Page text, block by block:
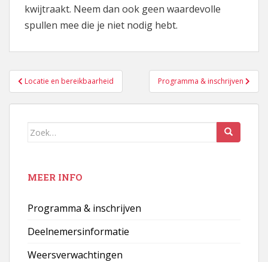
kwijtraakt. Neem dan ook geen waardevolle
spullen mee die je niet nodig hebt.
Bericht
navigatie
Locatie en bereikbaarheid Programma & inschrijven
Zoek
MEER INFO
Programma & inschrijven
Deelnemersinformatie
Weersverwachtingen